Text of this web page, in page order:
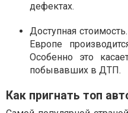
дефектах.
Доступная
Европе
Особенно это
побывавших в ДТП.
Как пригнать топ